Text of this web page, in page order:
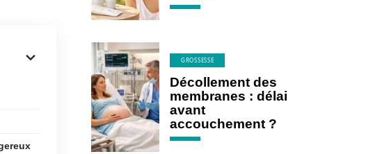
GROSSESSE
Décollement des
membranes : délai
avant
accouchement ?